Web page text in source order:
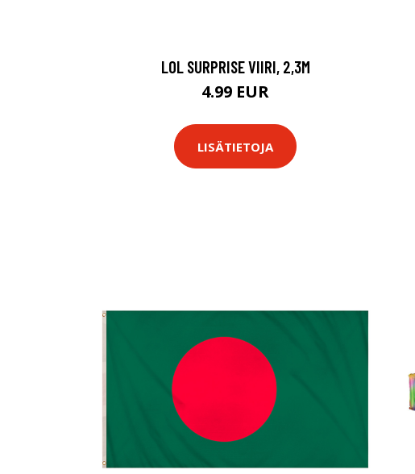
LOL SURPRISE VIIRI, 2,3M
4.99 EUR
LISÄTIETOJA